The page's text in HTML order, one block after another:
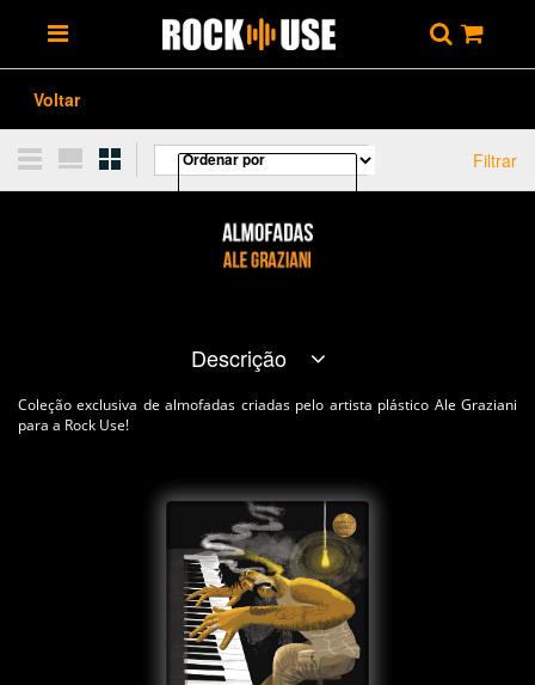
Voltar
Filtrar
Descrição
Coleção exclusiva de almofadas criadas pelo artista plástico Ale Graziani
para a Rock Use!